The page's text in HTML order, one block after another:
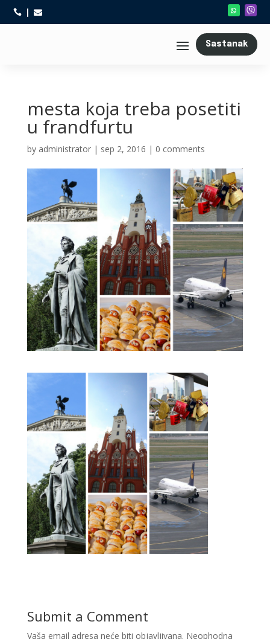
 
Sastanak
mesta koja treba posetiti
u frandfurtu
by administrator| sep 2, 2016 | 0 comments
Submit a Comment
Vaša email adresa neće biti objavljivana. Neophodna